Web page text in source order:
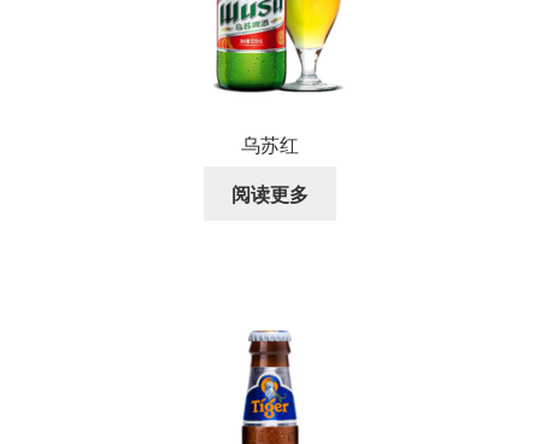
乌苏红
阅读更多